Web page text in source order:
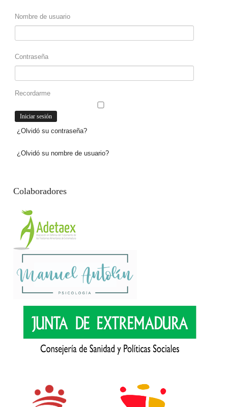
Nombre de usuario
Contraseña
Recordarme
¿Olvidó su contraseña?
¿Olvidó su nombre de usuario?
Colaboradores